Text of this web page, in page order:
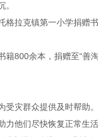
拉克镇第一小学捐赠
800余本，捐赠至“善
灾群众提供及时帮助
力他们尽快恢复正常生